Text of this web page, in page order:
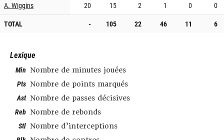
A. Wiggins
20 15 2 1 0
0
TOTAL
- 105 22 46 11 6
Lexique
Min Nombre de minutes jouées
Pts Nombre de points marqués
Ast Nombre de passes décisives
Reb Nombre de rebonds
Stl Nombre d’interceptions